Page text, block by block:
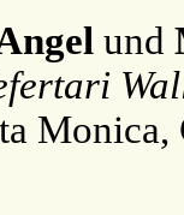
und